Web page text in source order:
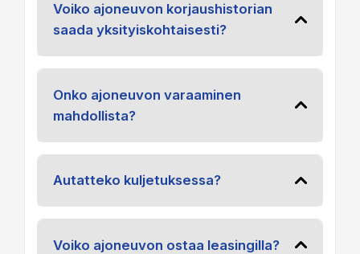
Voiko ajoneuvon korjaushistorian
saada yksityiskohtaisesti?
Onko ajoneuvon varaaminen
mahdollista?
Autatteko kuljetuksessa?
Voiko ajoneuvon ostaa leasingilla?